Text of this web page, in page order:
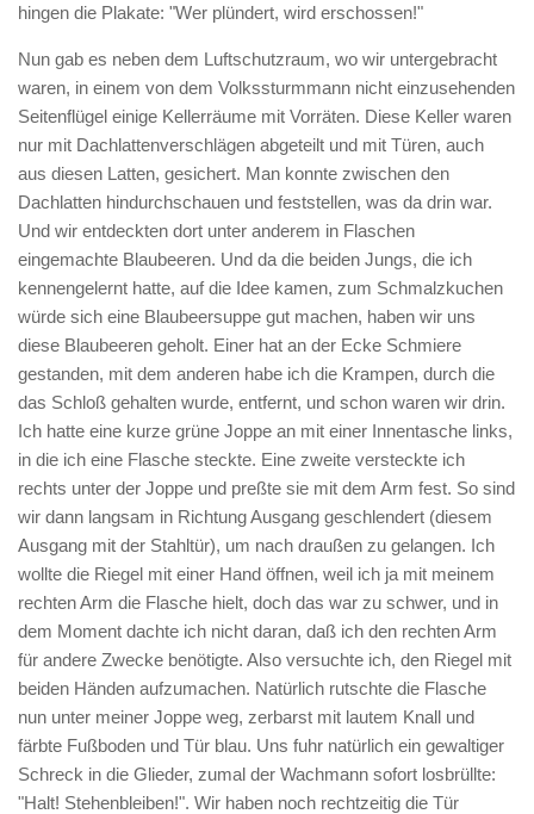
hingen die Plakate: "Wer plündert, wird erschossen!"
Nun gab es neben dem Luftschutzraum, wo wir untergebracht
waren, in einem von dem Volkssturmmann nicht einzusehenden
Seitenflügel einige Kellerräume mit Vorräten. Diese Keller waren
nur mit Dachlattenverschlägen abgeteilt und mit Türen, auch
aus diesen Latten, gesichert. Man konnte zwischen den
Dachlatten hindurchschauen und feststellen, was da drin war.
Und wir entdeckten dort unter anderem in Flaschen
eingemachte Blaubeeren. Und da die beiden Jungs, die ich
kennengelernt hatte, auf die Idee kamen, zum Schmalzkuchen
würde sich eine Blaubeersuppe gut machen, haben wir uns
diese Blaubeeren geholt. Einer hat an der Ecke Schmiere
gestanden, mit dem anderen habe ich die Krampen, durch die
das Schloß gehalten wurde, entfernt, und schon waren wir drin.
Ich hatte eine kurze grüne Joppe an mit einer Innentasche links,
in die ich eine Flasche steckte. Eine zweite versteckte ich
rechts unter der Joppe und preßte sie mit dem Arm fest. So sind
wir dann langsam in Richtung Ausgang geschlendert (diesem
Ausgang mit der Stahltür), um nach draußen zu gelangen. Ich
wollte die Riegel mit einer Hand öffnen, weil ich ja mit meinem
rechten Arm die Flasche hielt, doch das war zu schwer, und in
dem Moment dachte ich nicht daran, daß ich den rechten Arm
für andere Zwecke benötigte. Also versuchte ich, den Riegel mit
beiden Händen aufzumachen. Natürlich rutschte die Flasche
nun unter meiner Joppe weg, zerbarst mit lautem Knall und
färbte Fußboden und Tür blau. Uns fuhr natürlich ein gewaltiger
Schreck in die Glieder, zumal der Wachmann sofort losbrüllte:
"Halt! Stehenbleiben!". Wir haben noch rechtzeitig die Tür